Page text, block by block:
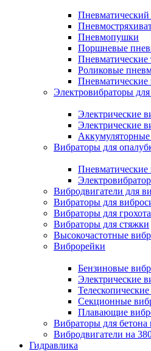
Пневматический
Пневмопушки
Поршневые
Роликовые
Электровибраторы для
Электрические
Электрические
Аккумуляторные
Вибраторы для
Пневматические
Вибродвигатели для
Вибраторы для
Вибраторы для грохота
Вибраторы для стяжки
Высокочастотные
Виброрейки
Бензиновые
Электрические
Секционные
Плавающие
Вибраторы для бетона
Вибродвигатели на
Гидравлика